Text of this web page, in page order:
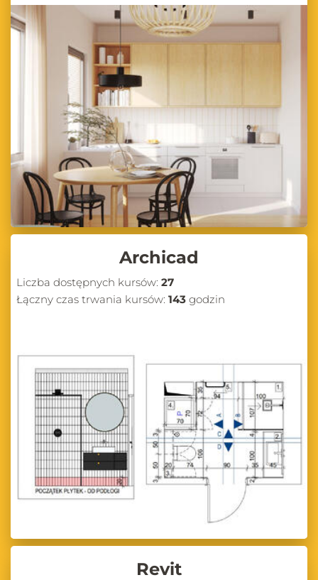
Archicad
Liczba dostępnych kursów: 27
Łączny czas trwania kursów: 143 godzin
Revit